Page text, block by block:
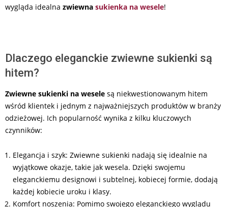
wygląda idealna zwiewna sukienka na wesele!
Dlaczego eleganckie zwiewne sukienki są
hitem?
Zwiewne sukienki na wesele są niekwestionowanym hitem
wśród klientek i jednym z najważniejszych produktów w branży
odzieżowej. Ich popularność wynika z kilku kluczowych
czynników:
Elegancja i szyk: Zwiewne sukienki nadają się idealnie na
wyjątkowe okazje, takie jak wesela. Dzięki swojemu
eleganckiemu designowi i subtelnej, kobiecej formie, dodają
każdej kobiecie uroku i klasy.
Komfort noszenia: Pomimo swojego eleganckiego wyglądu